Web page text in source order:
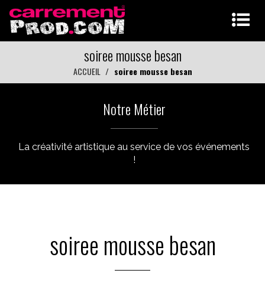
soiree mousse besan
ACCUEIL soiree mousse besan
Notre Métier
La créativité artistique au service de vos événements
!
soiree mousse besan